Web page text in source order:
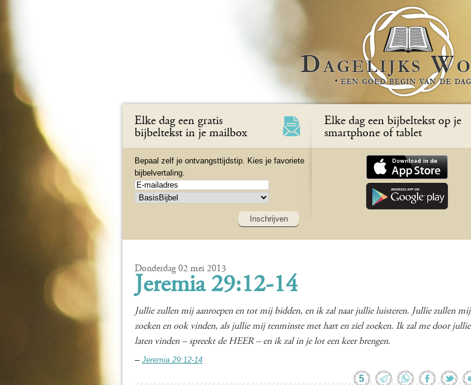
Elke dag een gratis
bijbeltekst in je mailbox
Bepaal zelf je ontvangsttijdstip. Kies je favoriete
bijbelvertaling.
Inschrijven
Elke dag een bijbeltekst op je
smartphone of tablet
Donderdag 02 mei 2013
Jeremia 29:12-14
Jullie zullen mij aanroepen en tot mij bidden, en ik zal naar jullie luisteren. Jullie zullen mij
zoeken en ook vinden, als jullie mij tenminste met hart en ziel zoeken. Ik zal me door jullie
laten vinden – spreekt de HEER – en ik zal in je lot een keer brengen.
-- Jeremia 29:12-14
5